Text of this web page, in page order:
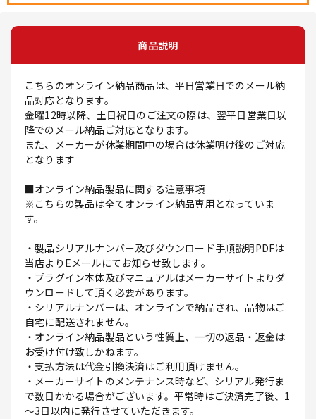
商品説明
こちらのオンライン納品商品は、平日営業日でのメール納
品対応となります。
金曜12時以降、土日祝日のご注文の際は、翌平日営業日以
降でのメール納品ご対応となります。
また、メーカーが休業期間中の場合は休業明け後のご対応
となります
■オンライン納品製品に関する注意事項
※こちらの製品は全てオンライン納品専用となっていま
す。
・製品シリアルナンバー及びダウンロード手順説明PDFは
当店よりEメールにてお知らせ致します。
・プラグイン本体及びマニュアルはメーカーサイトよりダ
ウンロードして頂く必要があります。
・シリアルナンバーは、オンラインで納品され、品物はご
自宅に配送されません。
・オンライン納品製品という性質上、一切の返品・返金は
お受け付け致しかねます。
・支払方法は代金引換決済はご利用頂けません。
・メーカーサイトのメンテナンス時など、シリアル発行ま
で数日かかる場合がございます。平常時はご決済完了後、1
～3日以内に発行させていただきます。